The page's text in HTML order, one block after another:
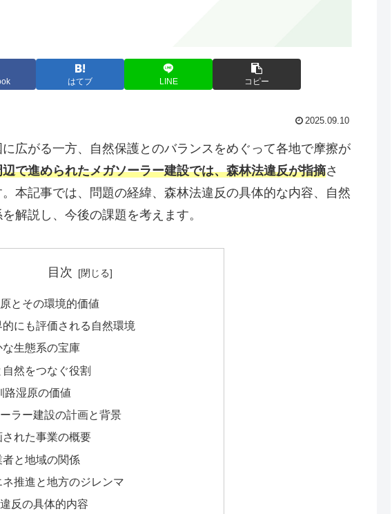
はてブ LINE コピー
2025.09.10
広がる一方、自然保護とのバランスをめぐって各地で摩擦が
で進められたメガソーラー建設では、森林法違反が指摘さ
本記事では、問題の経緯、森林法違反の具体的な内容、自然
解説し、今後の課題を考えます。
目次
とその環境的価値
的にも評価される自然環境
な生態系の宝庫
自然をつなぐ役割
路湿原の価値
ラー建設の計画と背景
された事業の概要
者と地域の関係
ネ推進と地方のジレンマ
反の具体的内容